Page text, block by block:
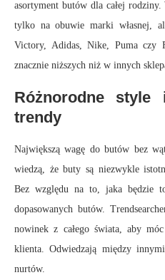
asortyment butów dla całej
tylko na obuwie marki własnej,
Victory, Adidas, Nike, Puma czy
znacznie niższych niż w innych
Różnorodne style
trendy
Największą wagę do butów bez
wiedzą, że buty są niezwykle
Bez względu na to, jaka będzie
dopasowanych butów.
nowinek z całego świata, aby
klienta. Odwiedzają między
nurtów.